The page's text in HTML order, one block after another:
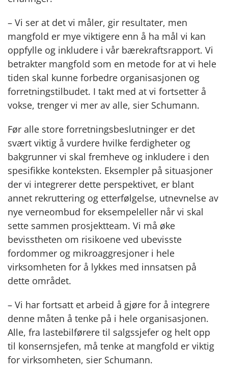
– Vi ser at det vi måler, gir resultater, men
mangfold er mye viktigere enn å ha mål vi kan
oppfylle og inkludere i vår bærekraftsrapport. Vi
betrakter mangfold som en metode for at vi hele
tiden skal kunne forbedre organisasjonen og
forretningstilbudet. I takt med at vi fortsetter å
vokse, trenger vi mer av alle, sier Schumann.
Før alle store forretningsbeslutninger er det
svært viktig å vurdere hvilke ferdigheter og
bakgrunner vi skal fremheve og inkludere i den
spesifikke konteksten. Eksempler på situasjoner
der vi integrerer dette perspektivet, er blant
annet rekruttering og etterfølgelse, utnevnelse av
nye verneombud for eksempeleller når vi skal
sette sammen prosjektteam. Vi må øke
bevisstheten om risikoene ved ubevisste
fordommer og mikroaggresjoner i hele
virksomheten for å lykkes med innsatsen på
dette området.
– Vi har fortsatt et arbeid å gjøre for å integrere
denne måten å tenke på i hele organisasjonen.
Alle, fra lastebilførere til salgssjefer og helt opp
til konsernsjefen, må tenke at mangfold er viktig
for virksomheten, sier Schumann.